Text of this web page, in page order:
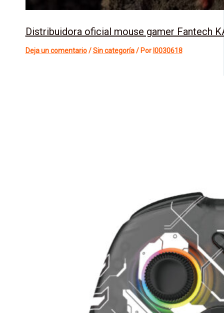
Distribuidora oficial mouse gamer Fantech
Deja un comentario /Sin categoría/ Porl0030618